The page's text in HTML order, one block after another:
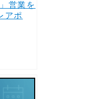
営業を
アポ